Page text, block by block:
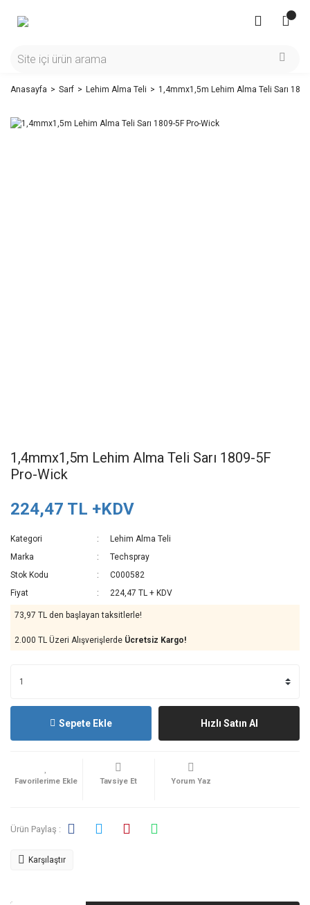
Anasayfa Sarf Lehim Alma Teli 1,4mmx1,5m Lehim Alma Teli Sarı
1,4mmx1,5m Lehim Alma Teli Sarı 1809-5F
Pro-Wick
224,47 TL +KDV
Kategori
Lehim Alma Teli
Marka
Techspray
Stok Kodu
C000582
Fiyat
224,47 TL + KDV
73,97 TL den başlayan taksitlerle!
2.000 TL Üzeri Alışverişlerde Ücretsiz Kargo!
Sepete Ekle Hızlı Satın Al
Tavsiye Et Yorum Yaz
Ürün Paylaş :
Karşılaştır